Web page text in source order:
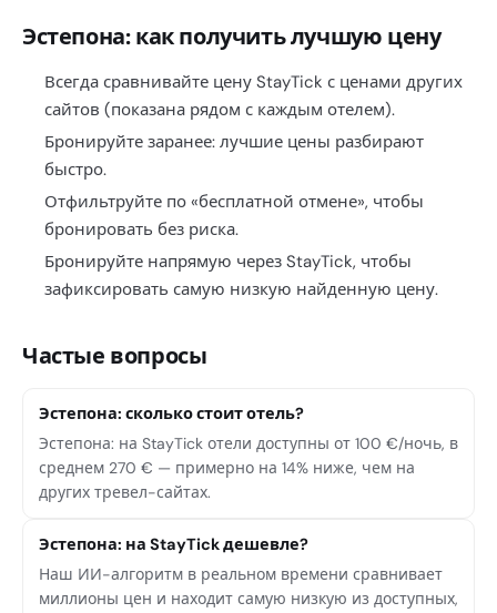
Эстепона: как получить лучшую цену
Всегда сравнивайте цену StayTick с ценами других
сайтов (показана рядом с каждым отелем).
Бронируйте заранее: лучшие цены разбирают
быстро.
Отфильтруйте по «бесплатной отмене», чтобы
бронировать без риска.
Бронируйте напрямую через StayTick, чтобы
зафиксировать самую низкую найденную цену.
Частые вопросы
Эстепона: сколько стоит отель?
Эстепона: на StayTick отели доступны от 100 €/ночь, в
среднем 270 € — примерно на 14% ниже, чем на
других тревел-сайтах.
Эстепона: на StayTick дешевле?
Наш ИИ-алгоритм в реальном времени сравнивает
миллионы цен и находит самую низкую из доступных,